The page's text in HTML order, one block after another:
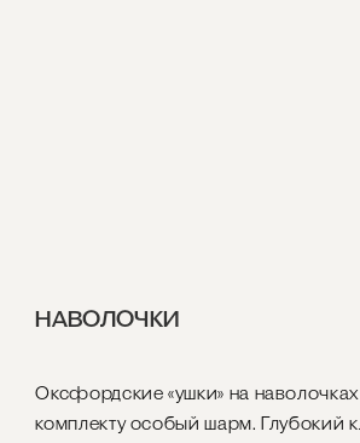
НАВОЛОЧКИ
Оксфордские «ушки» на
комплекту особый шарм. Глубокий